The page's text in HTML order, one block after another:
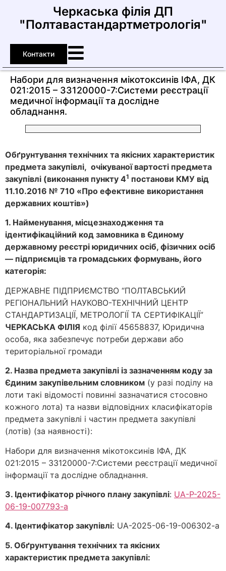
Черкаська філія ДП
"Полтавастандартметрологія"
Контакти
Набори для визначення мікотоксинів ІФА, ДК
021:2015 – 33120000-7:Системи реєстрації
медичної інформації та дослідне
обладнання.
Обґрунтування технічних та якісних характеристик
предмета закупівлі, очікуваної вартості предмета
закупівлі (виконання пункту 41 постанови КМУ від
11.10.2016 № 710 «Про ефективне використання
державних коштів»)
1. Найменування, місцезнаходження та
ідентифікаційний код замовника в Єдиному
державному реєстрі юридичних осіб, фізичних осіб
— підприємців та громадських формувань, його
категорія:
ДЕРЖАВНЕ ПІДПРИЄМСТВО “ПОЛТАВСЬКИЙ
РЕГІОНАЛЬНИЙ НАУКОВО-ТЕХНІЧНИЙ ЦЕНТР
СТАНДАРТИЗАЦІЇ, МЕТРОЛОГІЇ ТА СЕРТИФІКАЦІЇ”
ЧЕРКАСЬКА ФІЛІЯ код філії 45658837, Юридична
особа, яка забезпечує потреби держави або
територіальної громади
2. Назва предмета закупівлі із зазначенням коду за
Єдиним закупівельним словником (у разі поділу на
лоти такі відомості повинні зазначатися стосовно
кожного лота) та назви відповідних класифікаторів
предмета закупівлі і частин предмета закупівлі
(лотів) (за наявності):
Набори для визначення мікотоксинів ІФА, ДК
021:2015 – 33120000-7:Системи реєстрації медичної
інформації та дослідне обладнання.
3. Ідентифікатор річного плану закупівлі: UA-P-2025-
06-19-007793-a
4. Ідентифікатор закупівлі: UA-2025-06-19-006302-a
5. Обґрунтування технічних та якісних
характеристик предмета закупівлі: